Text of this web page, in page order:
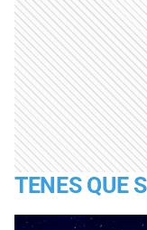
TENES QUE